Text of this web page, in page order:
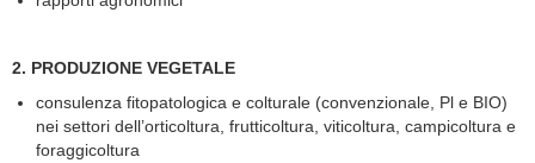
2. PRODUZIONE VEGETALE
consulenza fitopatologica e colturale (convenzionale, Pl e BIO)
nei settori dell’orticoltura, frutticoltura, viticoltura, campicoltura e
foraggicoltura